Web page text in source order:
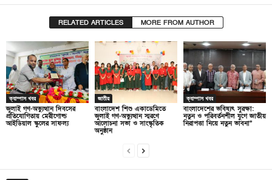
RELATED ARTICLES MORE FROM AUTHOR
ক্যাম্পাস খবর
জুলাই গণ-অভ্যুত্থান দিবসের
প্রতিযোগিতায় মেরীগোল্ড
আইডিয়াল স্কুলের সাফল্য
জাতীয়
বাংলাদেশ শিশু একাডেমিতে
জুলাই গণ-অভ্যুত্থান স্মরণে
আলোচনা সভা ও সাংস্কৃতিক
অনুষ্ঠান
ক্যাম্পাস খবর
বাংলাদেশের ভবিষ্যৎ সুরক্ষা:
নতুন ও পরিবর্তনশীল যুগে জাতীয়
নিরাপত্তা নিয়ে নতুন ভাবনা”